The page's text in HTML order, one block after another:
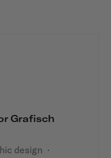
Grafisch
design ·